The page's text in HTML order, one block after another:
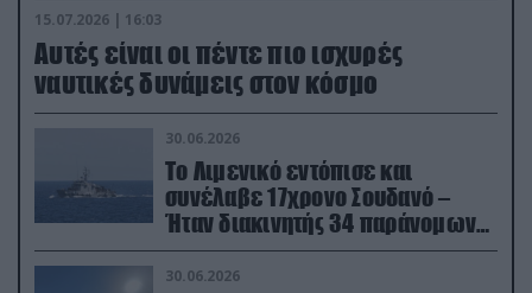
15.07.2026 | 16:03
Aυτές είναι οι πέντε πιο ισχυρές
ναυτικές δυνάμεις στον κόσμο
30.06.2026
Το Λιμενικό εντόπισε και
συνέλαβε 17χρονο Σουδανό –
Ήταν διακινητής 34 παράνομων
μεταναστών
30.06.2026